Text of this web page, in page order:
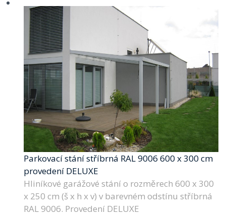
Parkovací stání stříbrná RAL 9006 600 x 300 cm
provedení DELUXE
Hliníkové garážové stání o rozměrech 600 x 300
x 250 cm (š x h x v) v barevném odstínu stříbrná
RAL 9006. Provedení DELUXE